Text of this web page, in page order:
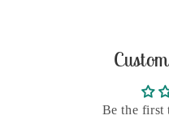
Be the first